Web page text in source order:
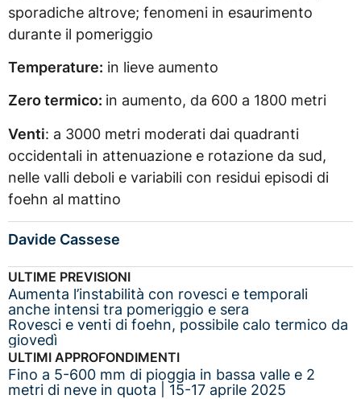
sporadiche altrove; fenomeni in esaurimento
durante il pomeriggio
Temperature: in lieve aumento
Zero termico: in aumento, da 600 a 1800 metri
Venti: a 3000 metri moderati dai quadranti
occidentali in attenuazione e rotazione da sud,
nelle valli deboli e variabili con residui episodi di
foehn al mattino
Davide Cassese
ULTIME PREVISIONI
Aumenta l’instabilità con rovesci e temporali
anche intensi tra pomeriggio e sera
Rovesci e venti di foehn, possibile calo termico da
giovedì
ULTIMI APPROFONDIMENTI
Fino a 5-600 mm di pioggia in bassa valle e 2
metri di neve in quota | 15-17 aprile 2025